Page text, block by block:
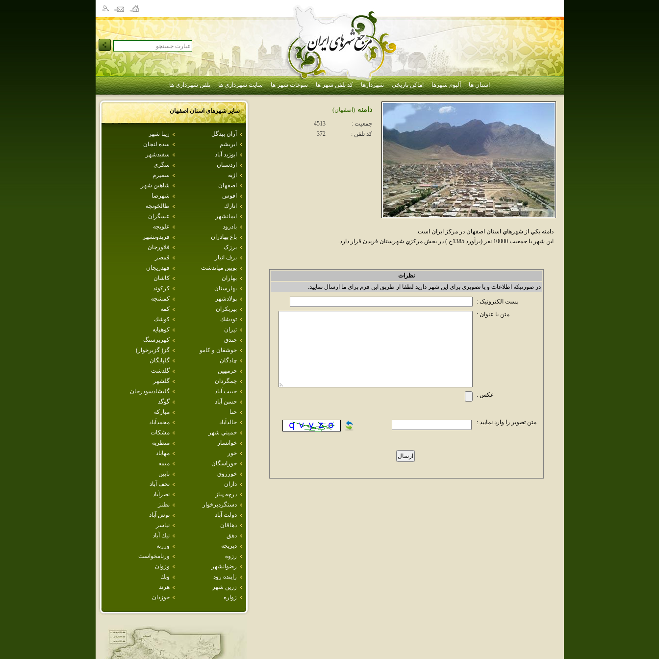
استان ها آلبوم شهرها اماکن تاریخی شهردارها کد تلفن شهر ها سوغات شهر ها سایت شهرداری ها تلفن شهرداری ها
سایر شهرهای استاناصفهان
آران بيدگل
زيبا شهر
ابريشم
سده لنجان
ابوزيد آباد
سفيدشهر
اردستان
سگزي
اژيه
سميرم
اصفهان
شاهين شهر
افوس
شهرضا
انارك
طالخونچه
ايمانشهر
عسگران
بادرود
علويجه
باغ بهادران
فريدونشهر
برزک
فلاورجان
برف انبار
قمصر
بويين مياندشت
قهدريجان
بهاران
كاشان
بهارستان
كركوند
پولادشهر
كمشجه
پيربكران
كمه
تودشك
كوشك
تيران
كوهپايه
جندق
كهريزسنگ
جوشقان و كامو
گز( گزبرخوار)
چادگان
گلپايگان
چرمهين
گلدشت
چمگردان
گلشهر
حبيب آباد
گليشادسودرجان
حسن آباد
گوگد
حنا
مباركه
خالدآباد
محمدآباد
خميني شهر
مشكات
خوانسار
منظريه
خور
مهاباد
خوراسگان
ميمه
خورزوق
نايين
داران
نجف آباد
درچه پياز
نصرآباد
دستگردبرخوار
نطنز
دولت آباد
نوش آباد
دهاقان
نياسر
دهق
نيك آباد
ديزيچه
ورزنه
رزوه
ورنامخواست
رضوانشهر
وزوان
زاينده رود
ونك
زرين شهر
هرند
زواره
جوزدان
دامنه (اصفهان)
جمعیت :
4513
کد تلفن :
372
دامنه يکي از شهرهاي استان اصفهان در مرکز ايران است.
اين شهر با جمعيت 10000 نفر (برآورد 1385خ.) در بخش مرکزي شهرستان فريدن قرار دارد.
نظرات
در صورتیکه اطلاعات و یا تصویری برای این شهر دارید لطفا از طریق این فرم برای ما ارسال نمایید.
پست الکترونیک :
متن یا عنوان :
عکس :
متن تصویر را وارد نمایید :